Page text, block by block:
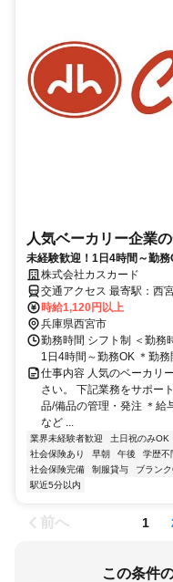
人気ベーカリー企業
未経験歓迎！1日4時間～勤
株式会社カスカード
交通アクセス 最寄駅：西宮北口駅 ・「西宮北口」駅
「阪神国道」駅から徒歩11分 ◇自転車・バイク通勤もＯＫな
ご近所の方も活躍中です！
時給1,120円以上
兵庫県西宮市
勤務時間 シフト制 ＜勤務
1日4時間～勤務OK ＊勤
仕事内容 人気のベーカリ
さい。 下記業務をサポー
品/備品の管理・発注 ＊給
など ...
業界未経験者歓迎 土日祝のみOK
社会保険あり
早朝 午後 学歴不
社会保険完備
制服貸与 ブラン
駅近5分以内
前へ 1
この条件